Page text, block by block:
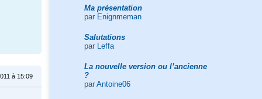
Ma présentation
par Enignmeman
Salutations
par
Leffa
La nouvelle version ou l’ancienne
?
par Antoine06
à 15:09